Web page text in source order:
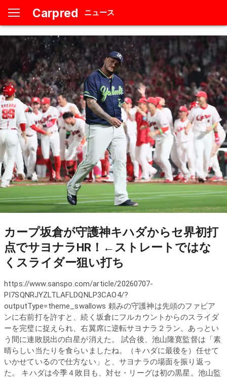
Carpred ニュース
カープ坂倉が守護神キハダからセ界初打
点でサヨナラHR！←ストレートではな
くスライダー狙い打ち
https://www.sanspo.com/article/20260707-
PI7SQNRJYZLTLAFLDQNLP3CAO4/?
outputType=theme_swallows 頼みの守護神は先頭のファビア
ンに右前打を許すと、続く坂倉にフルカウントからのスライダ
ーを完璧に捉えられ、右翼席に逆転サヨナラ２ラン。あっとい
う間に連敗脱出の白星が消えた。 試合後、池山隆寛監督は「素
晴らしい当たりを食らいましたね。（キハダに最後を）任せて
いかせているので仕方ない」と、サヨナラの場面を振り返っ
た。 キハダは今季４敗目も、対セ・リーグは初の黒星。池山監